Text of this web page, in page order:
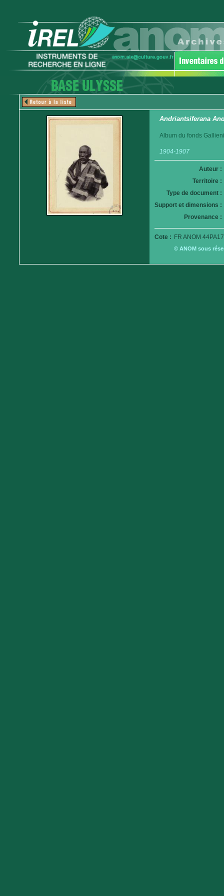
Andriantsiferana
Album du fonds
1904-1907
Auteur :
Territoire :
Type de document :
Support et dimensions :
Provenance :
Cote : FR ANOM
© ANOM sous